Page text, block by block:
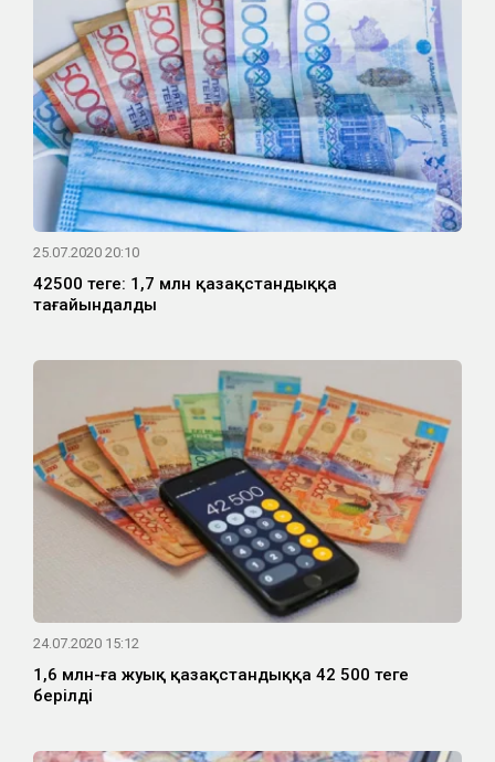
25.07.2020 20:10
42500 теңге: 1,7 млн қазақстандыққа
тағайындалды
24.07.2020 15:12
1,6 млн-ға жуық қазақстандыққа 42 500 теңге
берілді